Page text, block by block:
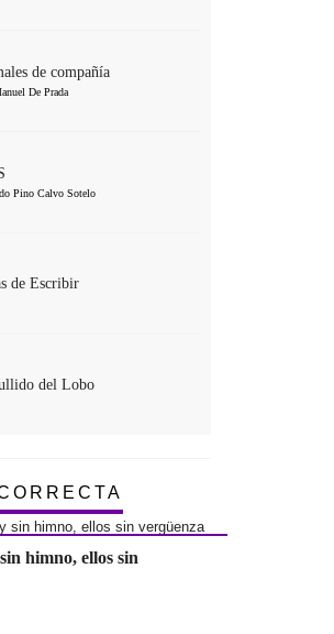
de compañía
De Prada
Pino Calvo Sotelo
de Escribir
del Lobo
himno, ellos sin